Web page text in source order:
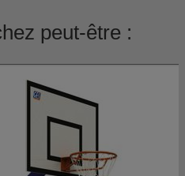
peut-être :